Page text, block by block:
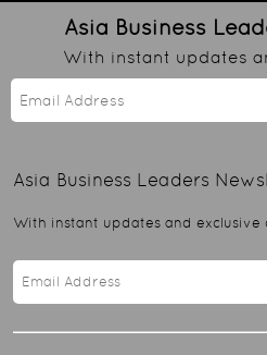
Asia Business
With instant updates
Asia Business Leaders
With instant updates and exclusive